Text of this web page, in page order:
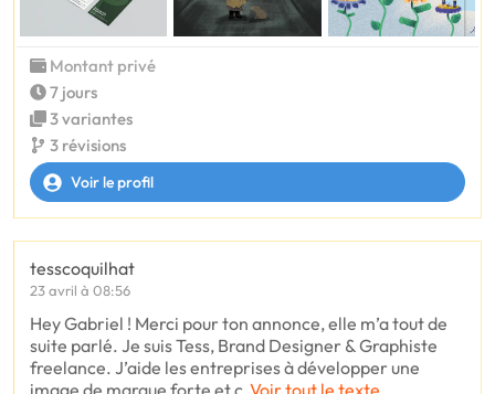
Montant privé
7 jours
3 variantes
3 révisions
Voir le profil
tesscoquilhat
23 avril à 08:56
Hey Gabriel ! Merci pour ton annonce, elle m’a tout de
suite parlé. Je suis Tess, Brand Designer & Graphiste
freelance. J’aide les entreprises à développer une